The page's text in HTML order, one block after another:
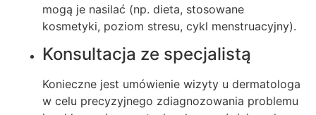
mogą je nasilać (np. dieta, stosowane
kosmetyki, poziom stresu, cykl menstruacyjny).
Konsultacja ze specjalistą
Konieczne jest umówienie wizyty u dermatologa
w celu precyzyjnego zdiagnozowania problemu